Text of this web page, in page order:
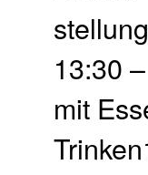
13:30
mit